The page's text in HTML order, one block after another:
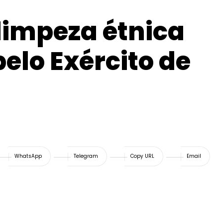
étnica
Exército de
WhatsApp Telegram Copy URL Email